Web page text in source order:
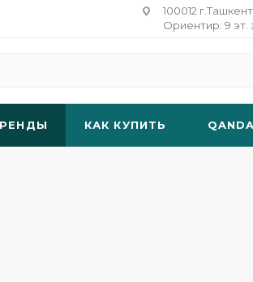
100012
Ориентир: 9 эт.
КАК КУПИТЬ